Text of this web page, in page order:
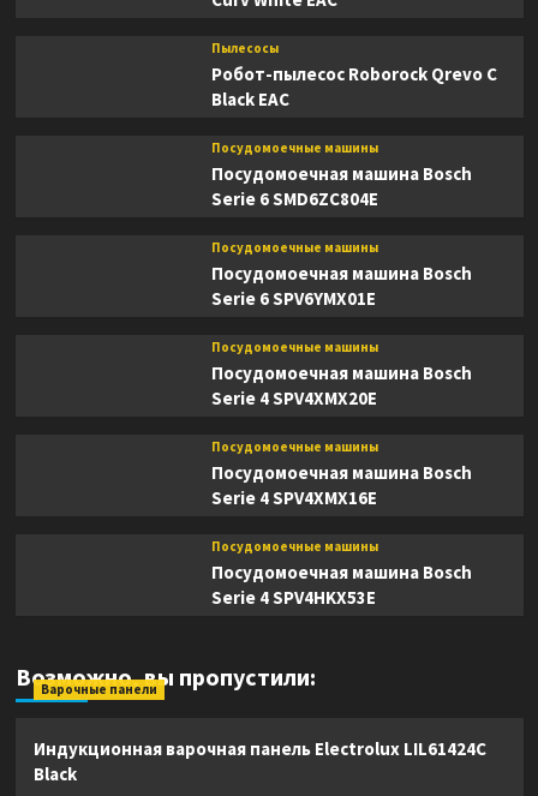
Пылесосы
Робот-пылесос Roborock Qrevo C
Black EAC
Посудомоечные машины
Посудомоечная машина Bosch
Serie 6 SMD6ZC804E
Посудомоечные машины
Посудомоечная машина Bosch
Serie 6 SPV6YMX01E
Посудомоечные машины
Посудомоечная машина Bosch
Serie 4 SPV4XMX20E
Посудомоечные машины
Посудомоечная машина Bosch
Serie 4 SPV4XMX16E
Посудомоечные машины
Посудомоечная машина Bosch
Serie 4 SPV4HKX53E
Возможно, вы пропустили:
Варочные панели
Индукционная варочная панель Electrolux LIL61424C
Black